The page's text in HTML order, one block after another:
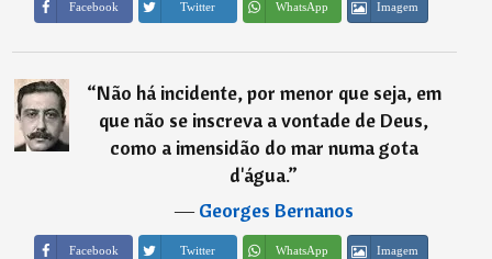
Facebook Twitter WhatsApp Imagem
“Não há incidente, por menor que seja, em
que não se inscreva a vontade de Deus,
como a imensidão do mar numa gota
d'água.”
―Georges Bernanos
Facebook Twitter WhatsApp Imagem